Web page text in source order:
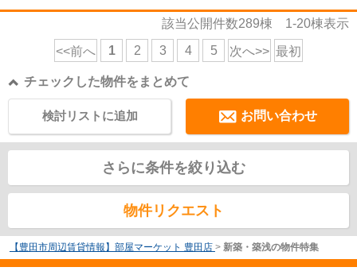
該当公開件数289棟 1-20棟表示
<<前へ 1 2 3 4 5 次へ>> 最初
チェックした物件をまとめて
お問い合わせ
検討リストに追加
さらに条件を絞り込む
物件リクエスト
【豊田市周辺賃貸情報】部屋マーケット 豊田店 > 新築・築浅の物件特集